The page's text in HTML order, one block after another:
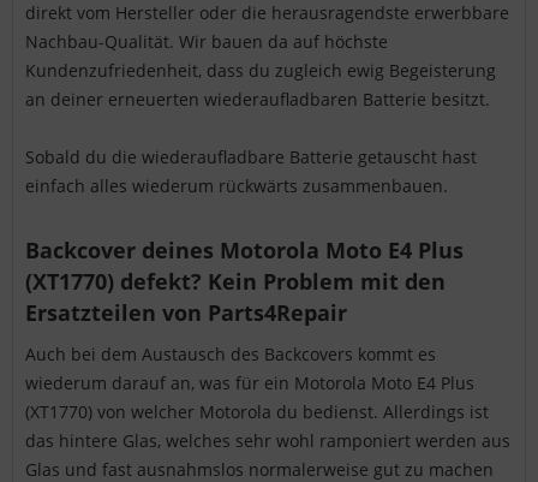
direkt vom Hersteller oder die herausragendste erwerbbare
Nachbau-Qualität. Wir bauen da auf höchste
Kundenzufriedenheit, dass du zugleich ewig Begeisterung
an deiner erneuerten wiederaufladbaren Batterie besitzt.
Sobald du die wiederaufladbare Batterie getauscht hast
einfach alles wiederum rückwärts zusammenbauen.
Backcover deines Motorola Moto E4 Plus
(XT1770) defekt? Kein Problem mit den
Ersatzteilen von Parts4Repair
Auch bei dem Austausch des Backcovers kommt es
wiederum darauf an, was für ein Motorola Moto E4 Plus
(XT1770) von welcher Motorola du bedienst. Allerdings ist
das hintere Glas, welches sehr wohl ramponiert werden aus
Glas und fast ausnahmslos normalerweise gut zu machen